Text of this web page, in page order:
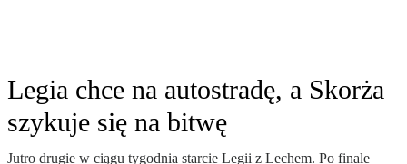
Legia chce na autostradę, a Skorża
szykuje się na bitwę
Jutro drugie w ciągu tygodnia starcie Legii z Lechem. Po finale